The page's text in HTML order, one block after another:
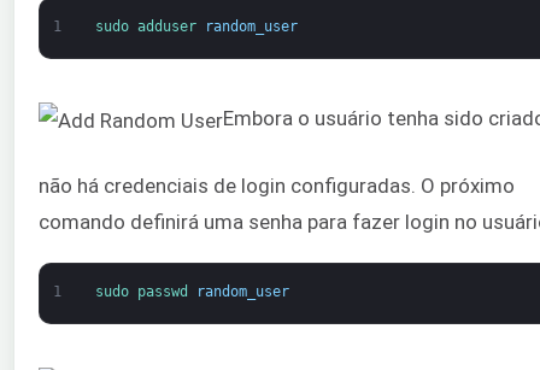
1 sudo adduser random_user
Embora o usuário tenha sido
não há credenciais de login configuradas. O próximo
comando definirá uma senha para fazer login no
1 sudo passwd random_user